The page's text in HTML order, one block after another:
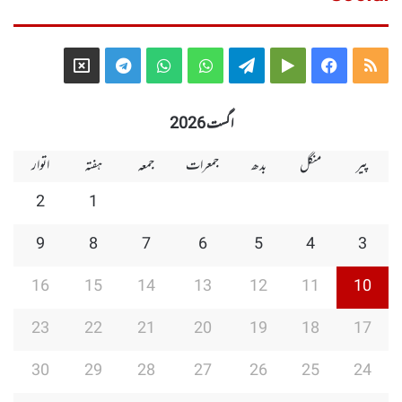
RSS
Facebook
Google
Telegram
WhatsApp
WhatsApp
Telegram
X
اگست 2026
پیر
منگل بدھ جمعرات جمعہ ہفتہ
اتوار
1
2
3
4
5
6
7
8
9
10
11
12
13
14
15
16
17
18
19
20
21
22
23
24
25
26
27
28
29
30